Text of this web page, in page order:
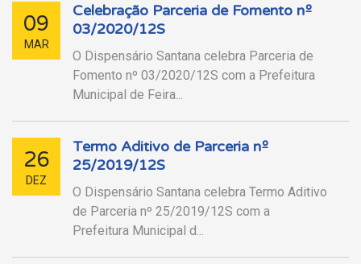
09
MAR
Celebração Parceria de Fomento nº
03/2020/12S
O Dispensário Santana celebra Parceria de
Fomento nº 03/2020/12S com a Prefeitura
Municipal de Feira...
26
DEZ
Termo Aditivo de Parceria nº
25/2019/12S
O Dispensário Santana celebra Termo Aditivo
de Parceria nº 25/2019/12S com a
Prefeitura Municipal d...